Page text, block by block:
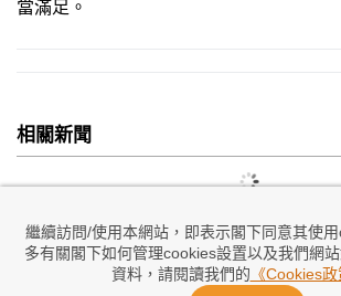
繼續訪問/使用本網站，即表示閣下同意其使
多有關閣下如何管理cookies設置以及我們網
資料，請閱讀我們的 《Cookies政
當滿足。
相關新聞